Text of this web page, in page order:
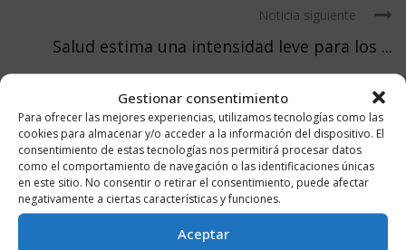
Gestionar consentimiento
Para ofrecer las mejores experiencias, utilizamos tecnologías como las
cookies para almacenar y/o acceder a la información del dispositivo. El
consentimiento de estas tecnologías nos permitirá procesar datos
como el comportamiento de navegación o las identificaciones únicas
en este sitio. No consentir o retirar el consentimiento, puede afectar
negativamente a ciertas características y funciones.
Aceptar
Noticia siguiente
Salud estima una intensidad leve para los ...
DEJA UN COMENTARIO